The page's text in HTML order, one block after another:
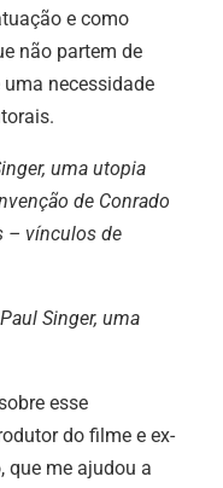
e como
não partem de
necessidade
uma utopia
de Conrado
– vínculos de
Paul Singer, uma
esse
do filme e ex-
que me ajudou a